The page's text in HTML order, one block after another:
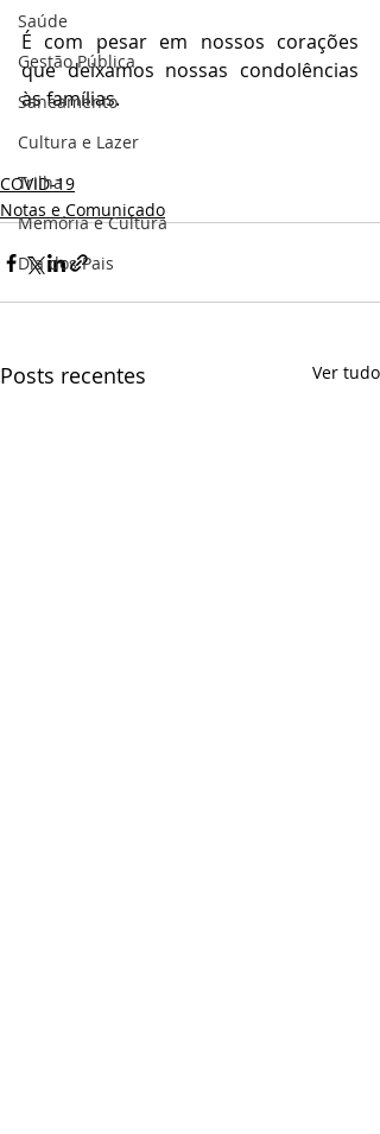
Saúde
Gestão Pública
Saneamento
Cultura e Lazer
Trilha
Memória e Cultura
Dia dos Pais
É com pesar em nossos corações
que deixamos nossas condolências
às famílias.
COVID-19
Notas e Comunicado
Posts recentes Ver tudo